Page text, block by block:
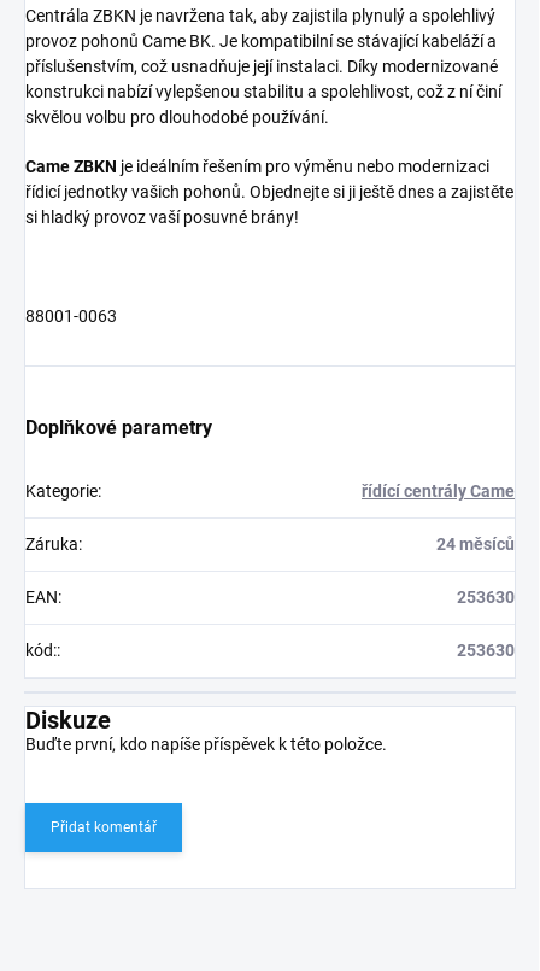
Centrála ZBKN je navržena tak, aby zajistila plynulý a spolehlivý
provoz pohonů Came BK. Je kompatibilní se stávající kabeláží a
příslušenstvím, což usnadňuje její instalaci. Díky modernizované
konstrukci nabízí vylepšenou stabilitu a spolehlivost, což z ní činí
skvělou volbu pro dlouhodobé používání.
Came ZBKN je ideálním řešením pro výměnu nebo modernizaci
řídicí jednotky vašich pohonů. Objednejte si ji ještě dnes a zajistěte
si hladký provoz vaší posuvné brány!
88001-0063
Doplňkové parametry
Kategorie: řídící centrály Came
Záruka: 24 měsíců
EAN: 253630
kód:: 253630
Diskuze
Buďte první, kdo napíše příspěvek k této položce.
Přidat komentář